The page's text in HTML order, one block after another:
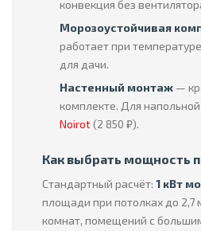
конвекция без
Морозоустойчивая
работает при
для дачи.
Настенный монтаж —
комплекте. Для
Noirot(2 850 ₽).
Как выбрать мощность
Стандартный расчёт: 1 кВт
площади при потолках до 2,7
комнат, помещений с